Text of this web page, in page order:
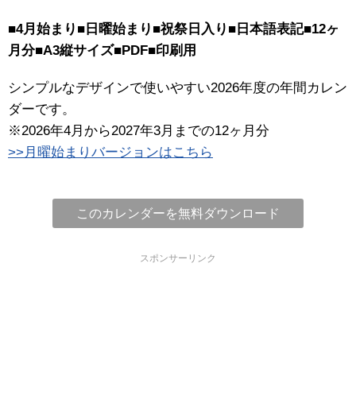
■4月始まり■日曜始まり■祝祭日入り■日本語表記■12ヶ
月分■A3縦サイズ■PDF■印刷用
シンプルなデザインで使いやすい2026年度の年間カレン
ダーです。
※2026年4月から2027年3月までの12ヶ月分
>>月曜始まりバージョンはこちら
このカレンダーを無料ダウンロード
スポンサーリンク